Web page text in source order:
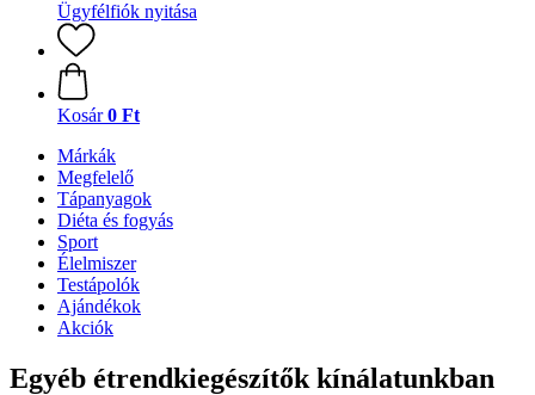
Ügyfélfiók nyitása
Kosár 0 Ft
Márkák
Megfelelő
Tápanyagok
Diéta és fogyás
Sport
Élelmiszer
Testápolók
Ajándékok
Akciók
Egyéb étrendkiegészítők kínálatunkban